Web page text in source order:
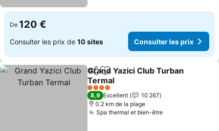
De 120 €
Consulter les prix de 10 sites Consulter les prix
PartagerAjouter à mes favoris
Grand Yazici Club Turban
Termal
4 Étoiles
8,9 Excellent
10 267
0.2 km de la plage
Spa thermal et bien-être